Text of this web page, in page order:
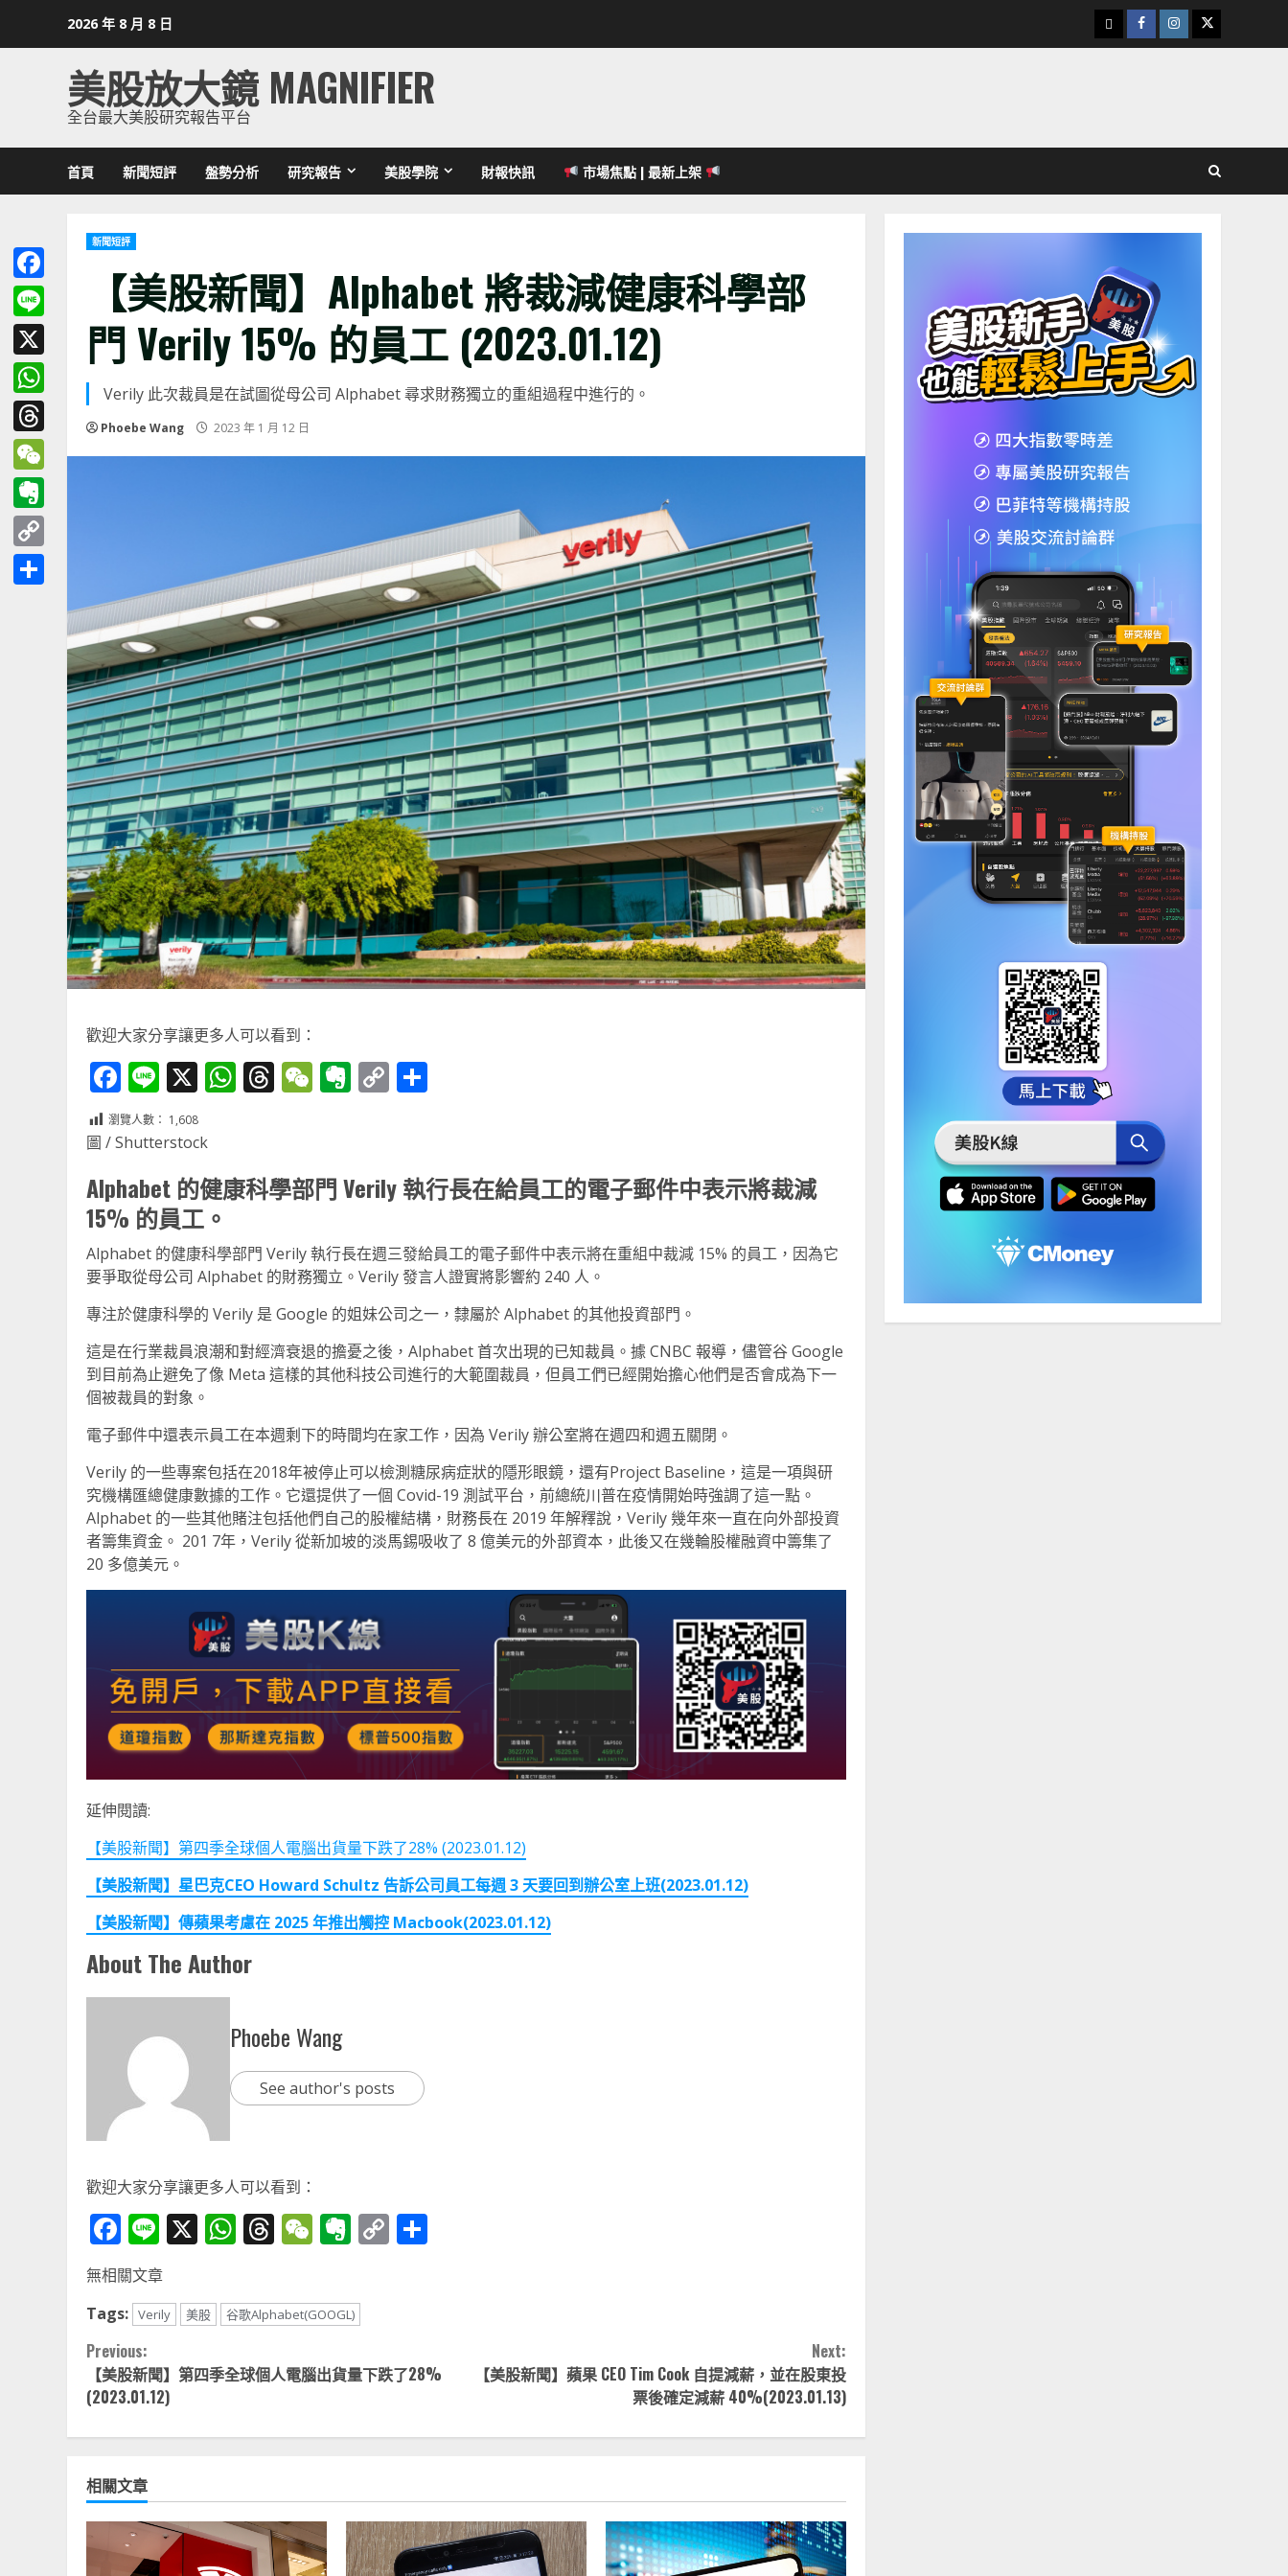
2026 年 8 月 8 日
下
載
Facebook
Instagram
Twitter
美股放大鏡 MAGNIFIER
全台最大美股研究報告平台
首頁 新聞短評 盤勢分析 研究報告 美股學院 財報快訊 市場焦點 | 最新上架
新聞短評
【美股新聞】Alphabet 將裁減健康科學部
門 Verily 15% 的員工 (2023.01.12)
Verily 此次裁員是在試圖從母公司 Alphabet 尋求財務獨立的重組過程中進行的。
Phoebe Wang 2023 年 1 月 12 日
歡迎大家分享讓更多人可以看到：
Facebook
Line
X WhatsApp
Threads
WeChat
Evernote
Copy
Link
瀏覽人數： 1,608
圖 / Shutterstock
Alphabet 的健康科學部門 Verily 執行長在給員工的電子郵件中表示將裁減
15% 的員工。
Alphabet 的健康科學部門 Verily 執行長在週三發給員工的電子郵件中表示將在重組中裁減 15% 的員工，因為它
要爭取從母公司 Alphabet 的財務獨立。Verily 發言人證實將影響約 240 人。
專注於健康科學的 Verily 是 Google 的姐妹公司之一，隸屬於 Alphabet 的其他投資部門。
這是在行業裁員浪潮和對經濟衰退的擔憂之後，Alphabet 首次出現的已知裁員。據 CNBC 報導，儘管谷 Google
到目前為止避免了像 Meta 這樣的其他科技公司進行的大範圍裁員，但員工們已經開始擔心他們是否會成為下一
個被裁員的對象。
電子郵件中還表示員工在本週剩下的時間均在家工作，因為 Verily 辦公室將在週四和週五關閉。
Verily 的一些專案包括在2018年被停止可以檢測糖尿病症狀的隱形眼鏡，還有Project Baseline，這是一項與研
究機構匯總健康數據的工作。它還提供了一個 Covid-19 測試平台，前總統川普在疫情開始時強調了這一點。
Alphabet 的一些其他賭注包括他們自己的股權結構，財務長在 2019 年解釋說，Verily 幾年來一直在向外部投資
者籌集資金。 201 7年，Verily 從新加坡的淡馬錫吸收了 8 億美元的外部資本，此後又在幾輪股權融資中籌集了
20 多億美元。
延伸閱讀:
【美股新聞】第四季全球個人電腦出貨量下跌了28% (2023.01.12)
【美股新聞】星巴克CEO Howard Schultz 告訴公司員工每週 3 天要回到辦公室上班(2023.01.12)
【美股新聞】傳蘋果考慮在 2025 年推出觸控 Macbook(2023.01.12)
About The Author
Phoebe Wang
See author's posts
歡迎大家分享讓更多人可以看到：
Facebook
Line
X WhatsApp
Threads
WeChat
Evernote
Copy
無相關文章
Tags: Verily 美股 谷歌Alphabet(GOOGL)
Continue
Reading
Previous:
【美股新聞】第四季全球個人電腦出貨量下跌了28%
(2023.01.12)
Next:
【美股新聞】蘋果 CEO Tim Cook 自提減薪，並在股東投
票後確定減薪 40%(2023.01.13)
相關文章
Facebook
Line
X
WhatsApp
Threads
WeChat
Evernote
Copy